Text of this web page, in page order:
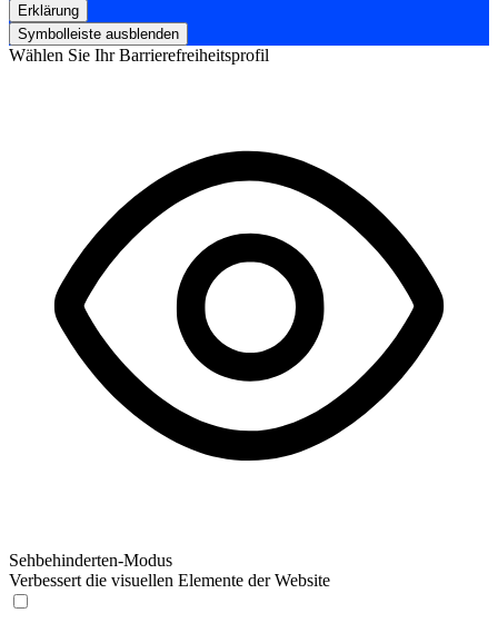
Erklärung
Symbolleiste ausblenden
Wählen Sie Ihr Barrierefreiheitsprofil
Sehbehinderten-Modus
Verbessert die visuellen Elemente der Website